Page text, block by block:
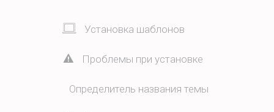
Установка шаблонов
Проблемы при установке
Определитель названия темы